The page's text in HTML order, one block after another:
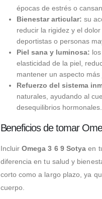
épocas de estrés o
Bienestar articular: su
reducir la rigidez y el
deportistas o personas
Piel sana y luminosa:
elasticidad de la piel,
mantener un aspecto más
Refuerzo del sistema
naturales, ayudando al
desequilibrios hormonales.
Beneficios de tomar
IncluirOmega 3 6 9 Sotya en
diferencia en tu salud y
corto como a largo plazo, ya
cuerpo.